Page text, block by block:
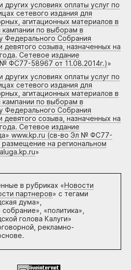
условиях оплаты услуг по
сетевого издания для
агитационных материалов в
по выборам в
Федерального Собрания
созыва, назначенных на
Сетевое издание
ФС77-58967 от 11.08.2014г.)»
условиях оплаты услуг по
сетевого издания для
агитационных материалов в
по выборам в
Федерального Собрания
созыва, назначенных на
Сетевое издание
www.kp.ru (св-во Эл № ФС77-
размещение на региональном
»
в рубриках «Новости
партнеров» с тегами
дума»,
«политика»,
голова Калуги»
рекламно-